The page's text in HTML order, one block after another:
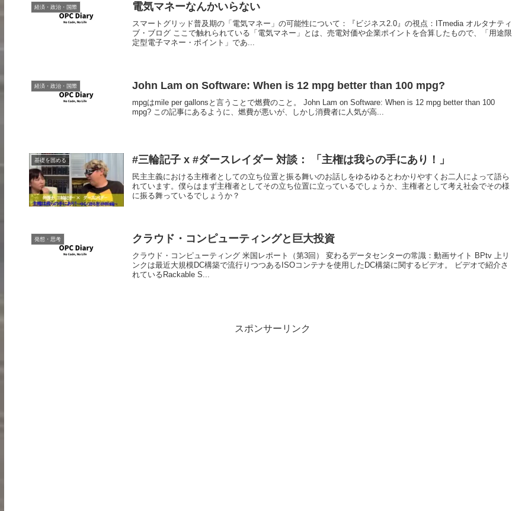
経済・政治・国際 電気マネーなんかいらない
スマートグリッド普及期の「電気マネー」の可能性について：『ビジネス2.0』の視点：ITmedia オルタナティ
ブ・ブログ ここで触れられている「電気マネー」とは、売電対価や企業ポイントを合算したもので、「用途限
定型電子マネー・ポイント」であ...
経済・政治・国際 John Lam on Software: When is 12 mpg better than 100 mpg?
mpgはmile per gallonsと言うことで燃費のこと。 John Lam on Software: When is 12 mpg better than 100
mpg? この記事にあるように、燃費が悪いが、しかし消費者に人気が高...
基礎を固める #三輪記子 x #ダースレイダー 対談： 「主権は我らの手にあり！」
民主主義における主権者としての立ち位置と振る舞いのお話しをゆるゆるとわかりやすくお二人によって語ら
れています。僕らはまず主権者としてその立ち位置に立っているでしょうか、主権者として考え社会でその様
に振る舞っているでしょうか？
発想・思考 クラウド・コンピューティングと巨大投資
クラウド・コンピューティング 米国レポート（第3回） 変わるデータセンターの常識：動画サイト BPtv 上リ
ンクは最近大規模DC構築で流行りつつあるISOコンテナを使用したDC構築に関するビデオ。 ビデオで紹介さ
れているRackable S...
スポンサーリンク